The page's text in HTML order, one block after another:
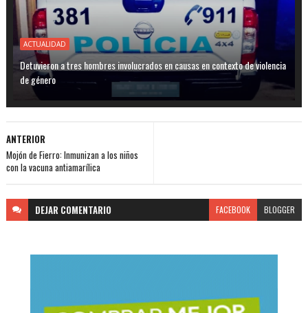
ACTUALIDAD
Detuvieron a tres hombres involucrados en causas en contexto de violencia
de género
ANTERIOR
Mojón de Fierro: Inmunizan a los niños
con la vacuna antiamarílica
DEJAR COMENTARIO FACEBOOK BLOGGER